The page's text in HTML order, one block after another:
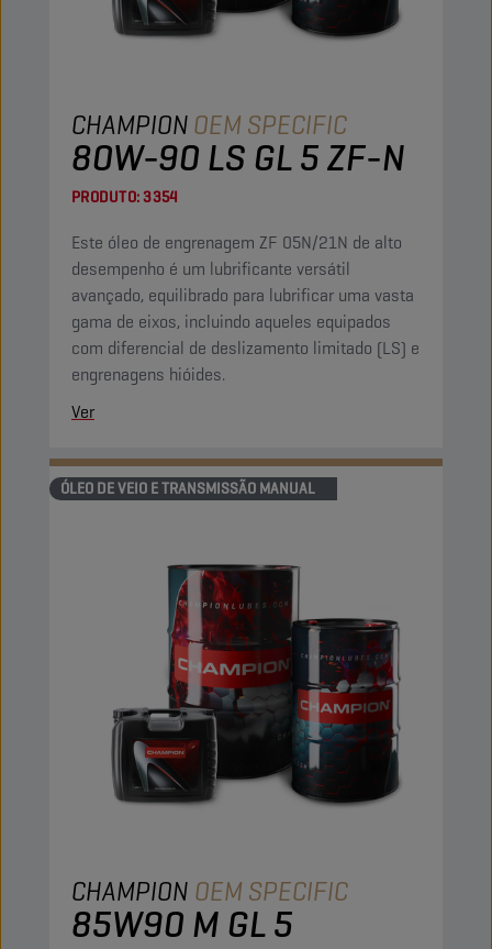
CHAMPIONOEM SPECIFIC
80W-90 LS GL 5 ZF-N
PRODUTO:3354
Este óleo de engrenagem ZF 05N/21N de alto
desempenho é um lubrificante versátil
avançado, equilibrado para lubrificar uma vasta
gama de eixos, incluindo aqueles equipados
com diferencial de deslizamento limitado (LS) e
engrenagens hióides.
Ver
ÓLEO DE VEIO E TRANSMISSÃO MANUAL
CHAMPION OEM SPECIFIC
85W90 M GL 5